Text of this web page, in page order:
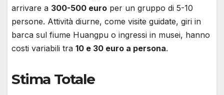
arrivare a 300-500 euro per un gruppo di 5-10
persone. Attività diurne, come visite guidate, giri in
barca sul fiume Huangpu o ingressi in musei, hanno
costi variabili tra 10 e 30 euro a persona.
Stima Totale